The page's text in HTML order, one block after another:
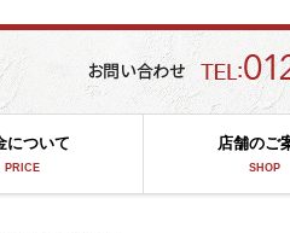
について
PRICE
店舗のご
SHOP